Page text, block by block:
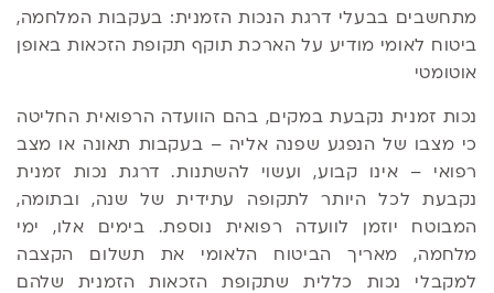
מתחשבים בבעלי דרגת הנכות הזמנית: בעקבות המלחמה,
ביטוח לאומי מודיע על הארכת תוקף תקופת הזכאות באופן
אוטומטי
נכות זמנית נקבעת במקים, בהם הוועדה הרפואית החליטה
כי מצבו של הנפגע שפנה אליה – בעקבות תאונה או מצב
רפואי – אינו קבוע, ועשוי להשתנות. דרגת נכות זמנית
נקבעת לכל היותר לתקופה עתידית של שנה, ובתומה,
המבוטח יוזמן לוועדה רפואית נוספת. בימים אלו, ימי
מלחמה, מאריך הביטוח הלאומי את תשלום הקצבה
למקבלי נכות כללית שתקופת הזכאות הזמנית שלהם